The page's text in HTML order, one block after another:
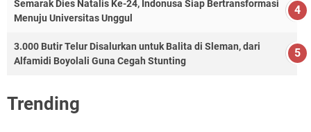
Semarak Dies Natalis Ke-24, Indonusa Siap Bertransformasi
Menuju Universitas Unggul
3.000 Butir Telur Disalurkan untuk Balita di Sleman, dari
Alfamidi Boyolali Guna Cegah Stunting
Trending